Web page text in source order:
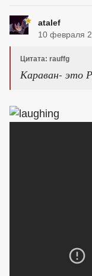
atalef
10 февраля
Цитата: rauffg
Караван- это